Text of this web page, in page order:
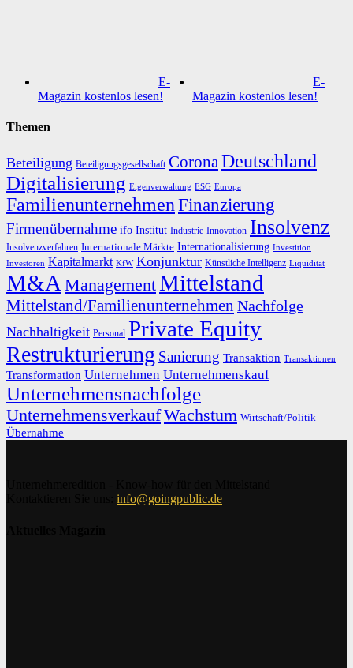
E-
Magazin kostenlos lesen!
E-
Magazin kostenlos lesen!
Themen
Beteiligung Beteiligungsgesellschaft CoronaDeutschland
Digitalisierung Eigenverwaltung ESG Europa
FamilienunternehmenFinanzierung
Firmenübernahme ifo Institut Industrie Innovation Insolvenz
Insolvenzverfahren Internationale Märkte Internationalisierung Investition
Investoren Kapitalmarkt KfW Konjunktur Künstliche Intelligenz Liquidität
M&A ManagementMittelstand
Mittelstand/Familienunternehmen Nachfolge
Nachhaltigkeit Personal Private Equity
Restrukturierung Sanierung Transaktion Transaktionen
Transformation Unternehmen Unternehmenskauf
Unternehmensnachfolge
UnternehmensverkaufWachstum Wirtschaft/Politik
Übernahme
info@goingpublic.de